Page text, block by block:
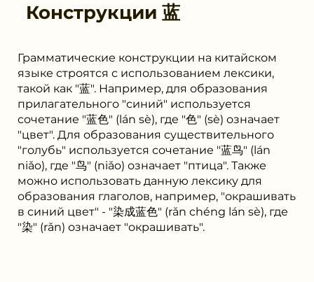
Конструкции 蓝
Грамматические конструкции на китайском
языке строятся с использованием лексики,
такой как "蓝". Например, для образования
прилагательного "синий" используется
сочетание "蓝色" (lán sè), где "色" (sè) означает
"цвет". Для образования существительного
"голубь" используется сочетание "蓝鸟" (lán
niǎo), где "鸟" (niǎo) означает "птица". Также
можно использовать данную лексику для
образования глаголов, например, "окрашивать
в синий цвет" - "染成蓝色" (rǎn chéng lán sè), где
"染" (rǎn) означает "окрашивать".